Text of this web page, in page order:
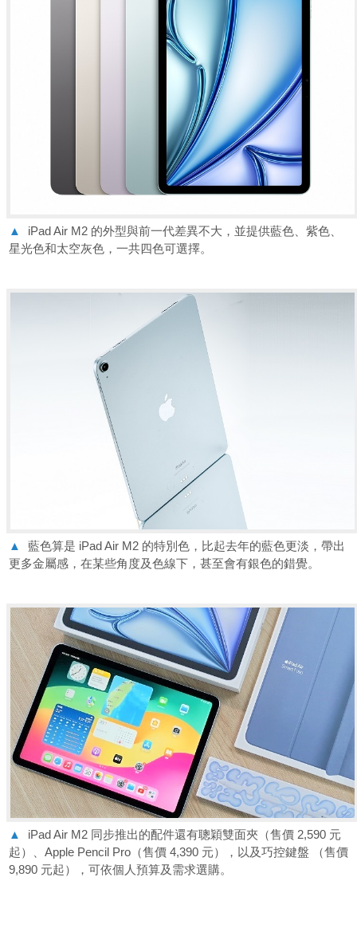
▲
iPad Air M2 的外型與前一代差異不大，並提供藍色、紫色、
星光色和太空灰色，一共四色可選擇。
▲
藍色算是 iPad Air M2 的特別色，比起去年的藍色更淡，帶出
更多金屬感，在某些角度及色線下，甚至會有銀色的錯覺。
▲
iPad Air M2 同步推出的配件還有聰穎雙面夾（售價 2,590 元
起）、Apple Pencil Pro（售價 4,390 元），以及巧控鍵盤 （售價
9,890 元起），可依個人預算及需求選購。